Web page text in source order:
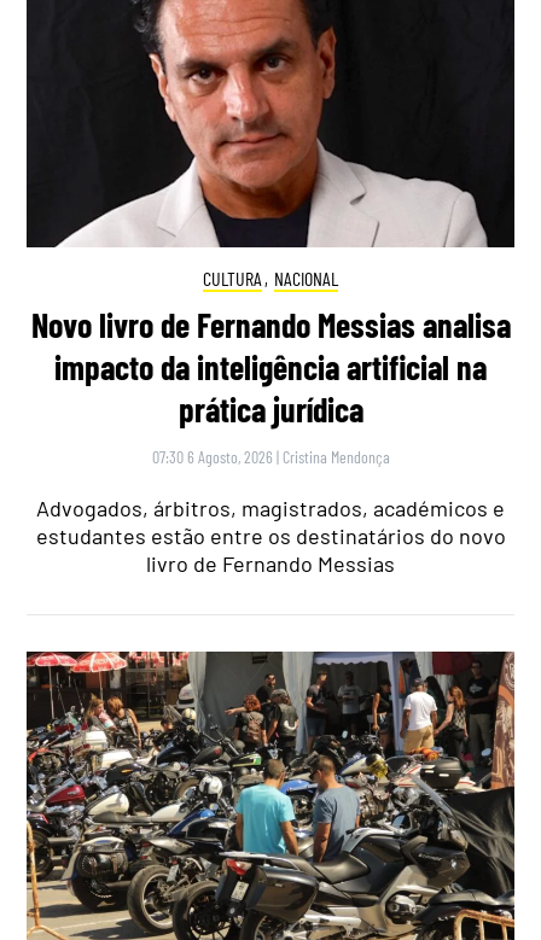
CULTURA , NACIONAL
Novo livro de Fernando Messias analisa
impacto da inteligência artificial na
prática jurídica
07:30 6 Agosto, 2026 | Cristina Mendonça
Advogados, árbitros, magistrados, académicos e
estudantes estão entre os destinatários do novo
livro de Fernando Messias